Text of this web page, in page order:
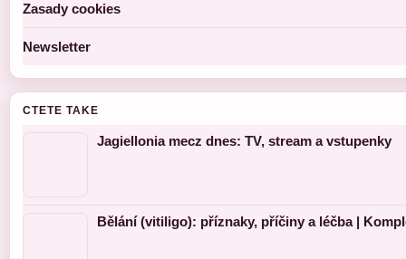
Zasady cookies
Newsletter
CTETE TAKE
Jagiellonia mecz dnes: TV, stream a vstupenky
Bělání (vitiligo): příznaky, příčiny a léčba |